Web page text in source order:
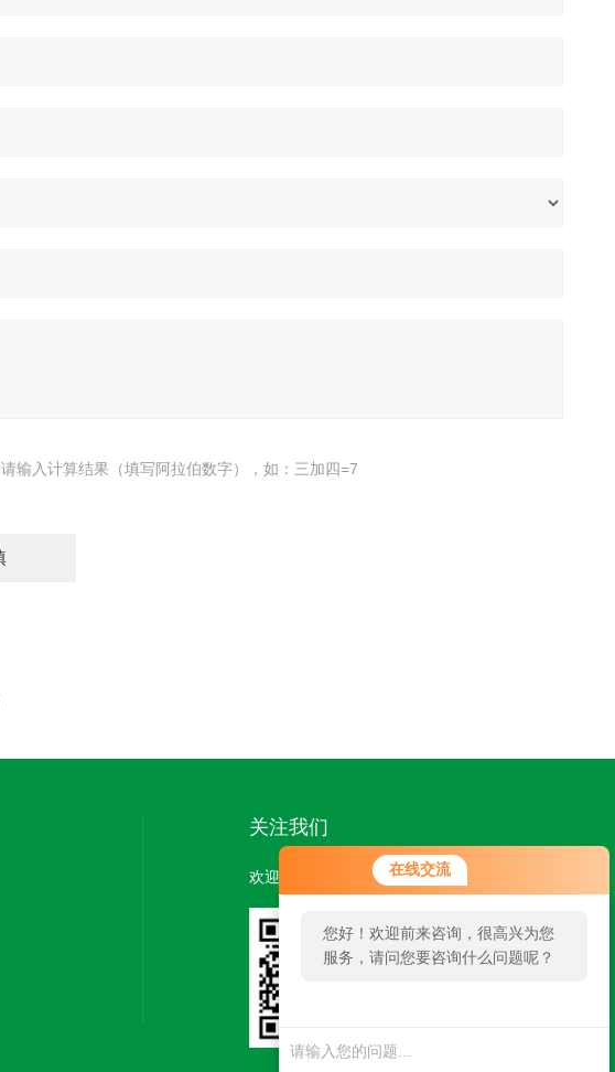
在线交流
您好！欢迎前来咨询，很高兴为您
服务，请问您要咨询什么问题呢？
很久了，是否找
到了需求产品，
请输入计算结果（填写阿拉伯数字），如：三加四=7
关注我们
欢迎您关注我们的微信公众号了解更多信息：